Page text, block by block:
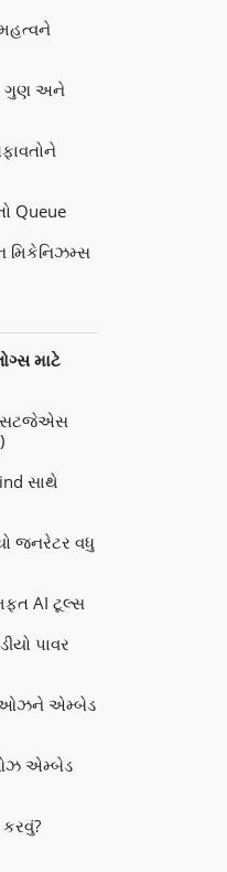
ગુણ અને
Queue
મિકેનિઝમ્સ
માટે
સાથે
જનરેટર વધુ
AI ટૂલ્સ
પાવર
એમ્બેડ
એમ્બેડ